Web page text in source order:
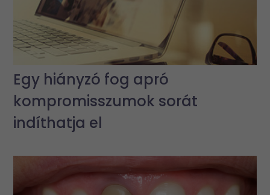
Egy hiányzó fog apró
kompromisszumok sorát
indíthatja el